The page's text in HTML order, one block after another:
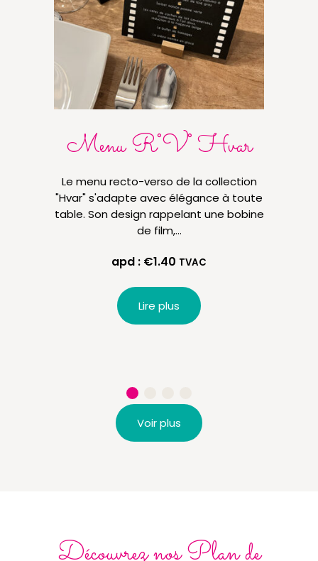
Menu R°V° Hvar
Le menu recto-verso de la collection
"Hvar" s'adapte avec élégance à toute
table. Son design rappelant une bobine
de film,…
apd : €1.40 TVAC
Lire plus
Voir plus